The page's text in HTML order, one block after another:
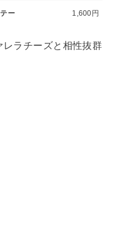
ー 1,600円
ラチーズと相性抜群